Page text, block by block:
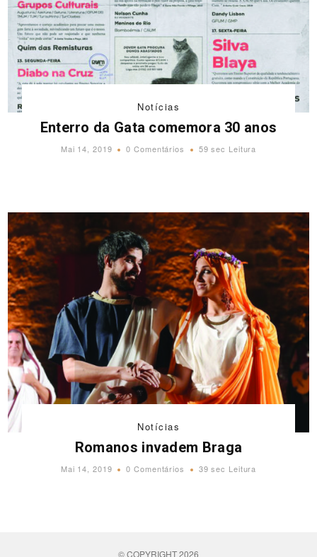
Notícias
Enterro da Gata comemora 30 anos
Mai 14, 2019 0 Comentários 59 sec Leitura
Notícias
Romanos invadem Braga
Mai 14, 2019 0 Comentários 39 sec Leitura
© COPYRIGHT 2026